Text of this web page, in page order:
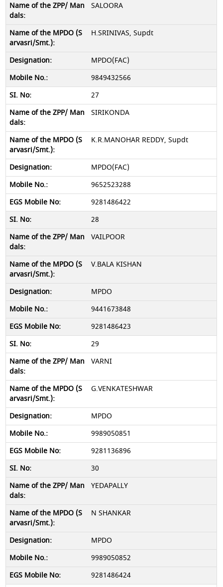
SALOORA
H.SRINIVAS, Supdt
MPDO(FAC)
9849432566
27
SIRIKONDA
K.R.MANOHAR REDDY, Supdt
MPDO(FAC)
9652523288
9281486422
28
VAILPOOR
V.BALA KISHAN
MPDO
9441673848
9281486423
29
VARNI
G.VENKATESHWAR
MPDO
9989050851
9281136896
30
YEDAPALLY
N SHANKAR
MPDO
9989050852
9281486424